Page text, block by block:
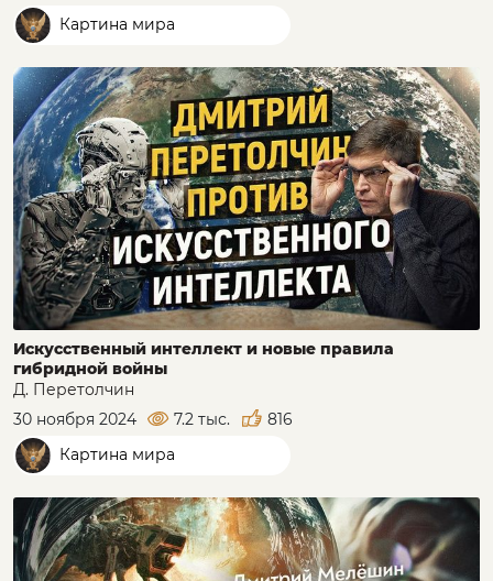
Картина мира
Искусственный интеллект и новые правила
гибридной войны
Д. Перетолчин
30 ноября 2024
7.2 тыс.
816
Картина мира